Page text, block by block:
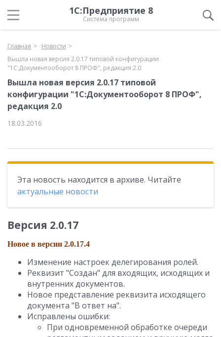
1С:Предприятие 8
Система программ
Главная
Новости
Вышла новая версия 2.0.17 типовой конфигурации
"1С:Документооборот 8 ПРОФ", редакция 2.0
Вышла новая версия 2.0.17 типовой
конфигурации "1С:Документооборот 8 ПРОФ",
редакция 2.0
18.03.2016
Эта новость находится в архиве. Читайте
актуальные новости
Версия 2.0.17
Новое в версии 2.0.17.4
Изменение настроек делегирования ролей.
Реквизит "Создан" для входящих, исходящих и
внутренних документов.
Новое представление реквизита исходящего
документа "В ответ на".
Исправлены ошибки:
При одновременной обработке очереди